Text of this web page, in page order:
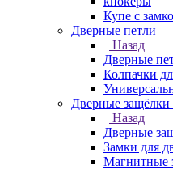
Купе с
Дверные петли
Назад
Дверные
Колпачки
Дверные защёлки
Назад
Дверные
Замки для
Магнитные